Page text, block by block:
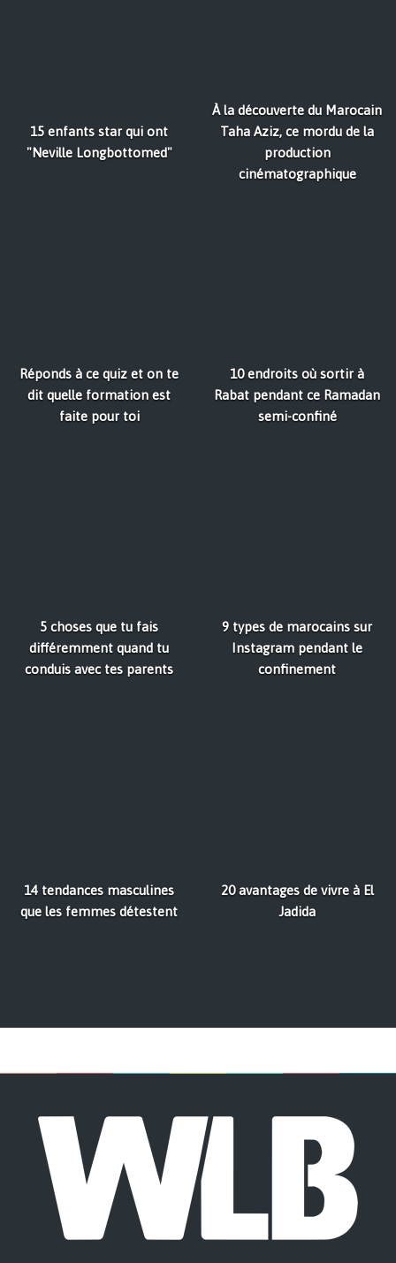
15 enfants star qui ont
"Neville Longbottomed"
À la découverte du Marocain
Taha Aziz, ce mordu de la
production
cinématographique
Réponds à ce quiz et on te
dit quelle formation est
faite pour toi
10 endroits où sortir à
Rabat pendant ce Ramadan
semi-confiné
5 choses que tu fais
différemment quand tu
conduis avec tes parents
9 types de marocains sur
Instagram pendant le
confinement
14 tendances masculines
que les femmes détestent
20 avantages de vivre à El
Jadida